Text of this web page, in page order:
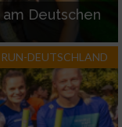
Deutschen
RUN-DEUTSCHLAND